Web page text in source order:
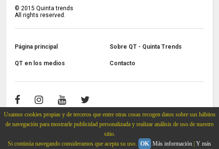
Usamos cookies propias y de terceros que entre otras cosas recogen datos sobre sus hábitos
de navegación para mostrarle publicidad personalizada y realizar análisis de uso de nuestro
sitio.
Si continúa navegando consideramos que acepta su uso. OK Más información Y más
©2015 Quinta trends
All rights reserved.
Página principal Sobre QT - Quinta Trends
QT en los medios Contacto